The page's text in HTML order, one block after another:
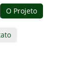
O Projeto